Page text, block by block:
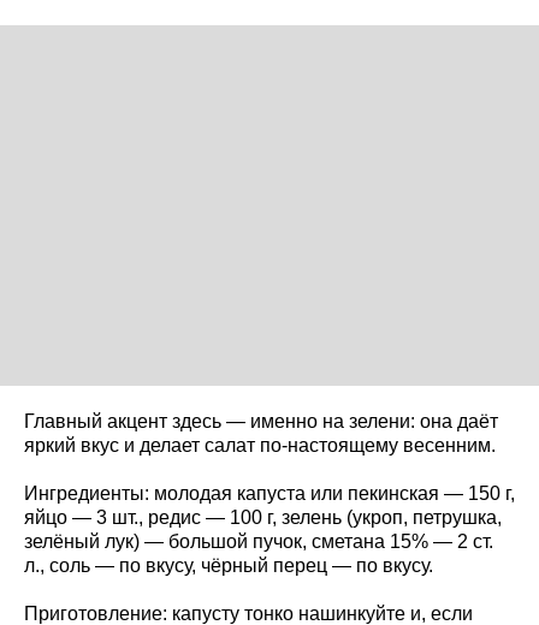
Главный акцент здесь — именно на зелени: она даёт
яркий вкус и делает салат по-настоящему весенним.
Ингредиенты: молодая капуста или пекинская — 150 г,
яйцо — 3 шт., редис — 100 г, зелень (укроп, петрушка,
зелёный лук) — большой пучок, сметана 15% — 2 ст.
л., соль — по вкусу, чёрный перец — по вкусу.
Приготовление: капусту тонко нашинкуйте и, если